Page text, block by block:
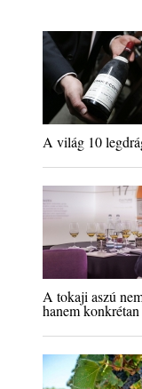
A világ 10
A tokaji aszú
hanem